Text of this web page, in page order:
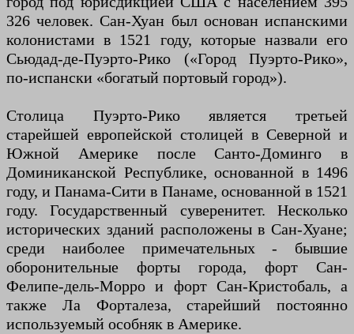
326 человек. Сан-Хуан был основан испанскими
колонистами в 1521 году, которые назвали его
Сьюдад-де-Пуэрто-Рико («Город Пуэрто-Рико»,
по-испански «богатый портовый город»).
Столица Пуэрто-Рико является третьей
старейшей европейской столицей в Северной и
Южной Америке после Санто-Доминго в
Доминиканской Республике, основанной в 1496
году, и Панама-Сити в Панаме, основанной в 1521
году. Государственный суверенитет. Несколько
исторических зданий расположены в Сан-Хуане;
среди наиболее примечательных - бывшие
оборонительные форты города, форт Сан-
Фелипе-дель-Морро и форт Сан-Кристобаль, а
также Ла Форталеза, старейший постоянно
используемый особняк в Америке.